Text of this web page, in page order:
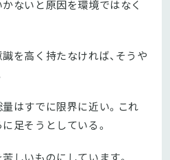
ないと原因を環境ではなく
を高く持たなければ、そうや
はすでに限界に近い。これ
足そうとしている。
しいものにしています。